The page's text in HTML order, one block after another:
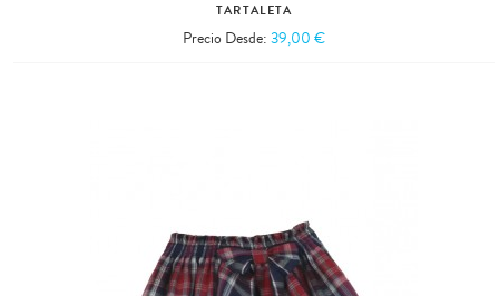
TARTALETA
Precio Desde:39,00 €